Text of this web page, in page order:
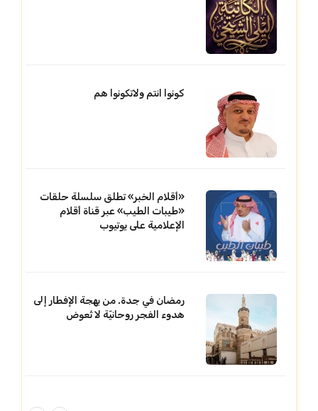
كونوا انتم ولاتكونوا هم
«أقلام الخبر» تطلق سلسلة حلقات
«طيبات الطيب» عبر قناة أقلام
الإعلامية على يوتيوب
رمضان في جدة. من بهجة الإفطار إلى
هدوء الفجر روحانيّة لا تُعوض